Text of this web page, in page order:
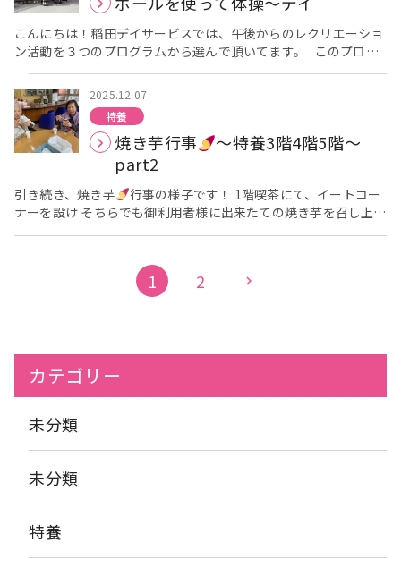
続いては安定の「塗り絵
」です毎月、翌月のカレンダーの絵を
れぞれの絵と向き合いそれぞれ違った味わいの色味を表現してく
ださいます！ 最後は新年のホールに飾らせていただく「大貼り
絵」をコツコツと貼っていただいている様子です、まだ未完成み
たいなので完成が楽しみな作品です
介させていただきましたが他にも様々な作品を日々作っていただ
いておりますので、もっと沢山の人に見ていただけるよう私も
「素敵な作品と笑顔」の写真撮影係を頑張って行かないといけな
いなと思う今日この頃です
りがとうございました次回も新作品お楽しみに〜
この様に日々を過ごしておられます。毎日色んなことが起
きて、色んな表情を見せて下さいます
職員も一緒になり楽し
んだり、勉強になることばかりです。 だんだんと本格的な冬にな
ってくるので、急な冷え込みには気をつけてください
最後ま
でご覧いただきありがとうございました
こんにちは！稲田デイサービスでは、午後からのレクリエーショ
ン活動を３つのプログラムから選んで頂いてます。 このプログ
ラムは、機能訓練指導員と一緒に身体を動かしていただく体操で
1番人気のアクティブコースです
天気と気温を見て隣の稲田公園にも、職員が付き添お散歩に行く
などしています。 こちらは、新しく取り入れましたボール体操
です
皆さん、新しいボール体操に戸惑いながらも、一生懸命体
を動かしていただいてます。 二階の外で外で体操の様子です。
お隣稲田公園内をゆっくりご利用者様のペースに合わせて歩いて
くださいました
デイサービスセンター 栗田
2025.12.07
特養
焼き芋行事
〜特養3階4階5階〜
part2
引き続き、焼き芋
行事の様子です！ 1階喫茶にて、イートコー
ナーを設け そちらでも御利用者様に出来たての焼き芋を召し上が
っと食べたい！！」などのお声があり 焼き芋行事は、とても大好
１２月の行事も楽しみです
1 2 chevron_right
カテゴリー
未分類
未分類
特養